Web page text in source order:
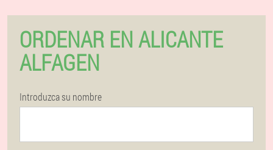
ORDENAR EN ALICANTE
ALFAGEN
Introduzca su nombre